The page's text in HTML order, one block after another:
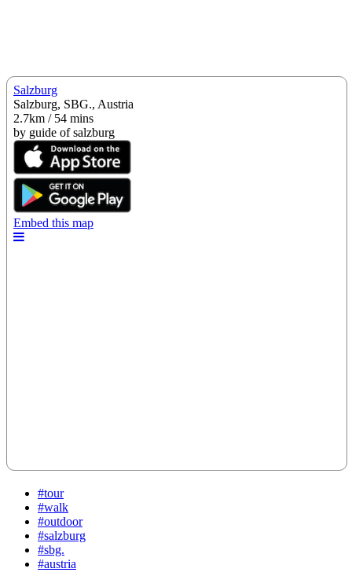
#tour
#walk
#outdoor
#salzburg
#sbg.
#austria